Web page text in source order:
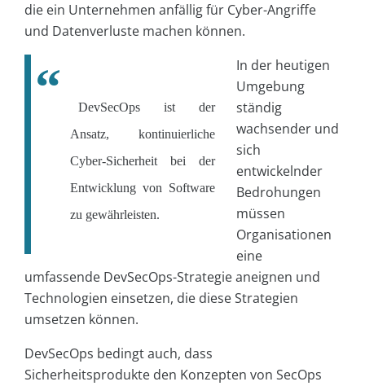
die ein Unternehmen anfällig für Cyber-Angriffe
und Datenverluste machen können.
DevSecOps ist der
Ansatz, kontinuierliche
Cyber-Sicherheit bei der
Entwicklung von Software
zu gewährleisten.
In der heutigen
Umgebung
ständig
wachsender und
sich
entwickelnder
Bedrohungen
müssen
Organisationen
eine
umfassende DevSecOps-Strategie aneignen und
Technologien einsetzen, die diese Strategien
umsetzen können.
DevSecOps bedingt auch, dass
Sicherheitsprodukte den Konzepten von SecOps